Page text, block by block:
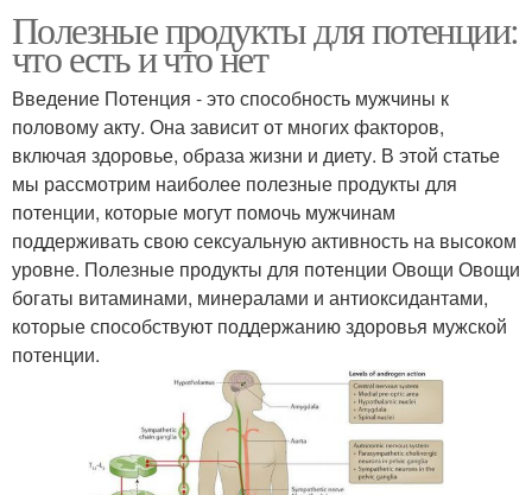
Полезные продукты для потенции:
что есть и что нет
Введение Потенция - это способность мужчины к
половому акту. Она зависит от многих факторов,
включая здоровье, образа жизни и диету. В этой статье
мы рассмотрим наиболее полезные продукты для
потенции, которые могут помочь мужчинам
поддерживать свою сексуальную активность на высоком
уровне. Полезные продукты для потенции Овощи Овощи
богаты витаминами, минералами и антиоксидантами,
которые способствуют поддержанию здоровья мужской
потенции.